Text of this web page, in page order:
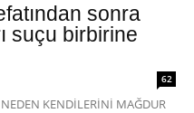
sonra
suçu birbirine
62
KENDİLERİNİ MAĞDUR